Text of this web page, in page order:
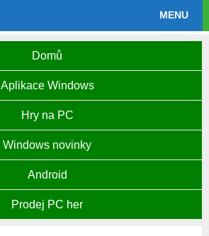
MENU
Domů
Aplikace Windows
Hry na PC
Windows novinky
Android
Prodej PC her